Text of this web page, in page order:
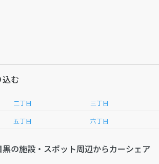
む
二丁目 三丁目
五丁目 六丁目
の施設・スポット周辺からカーシェア